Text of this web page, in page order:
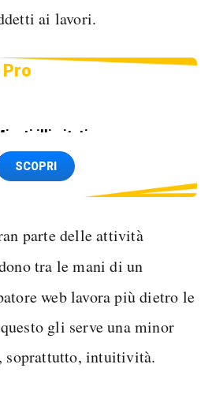
ai lavori.
illimitati
SCOPRI
parte delle attività
tra le mani di un
web lavora più dietro le
gli serve una minor
soprattutto, intuitività.